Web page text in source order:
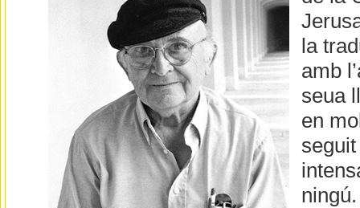
la
amb
seua
en